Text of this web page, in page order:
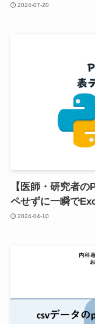
2024-07-20
【医師・研究者
ペせずに一瞬で
2024-04-10